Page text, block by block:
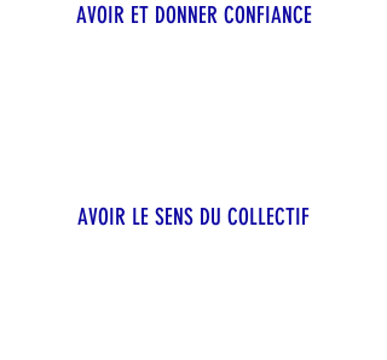
AVOIR ET DONNER CONFIANCE
AVOIR LE SENS DU COLLECTIF